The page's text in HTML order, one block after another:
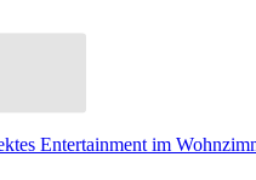
Entertainment im